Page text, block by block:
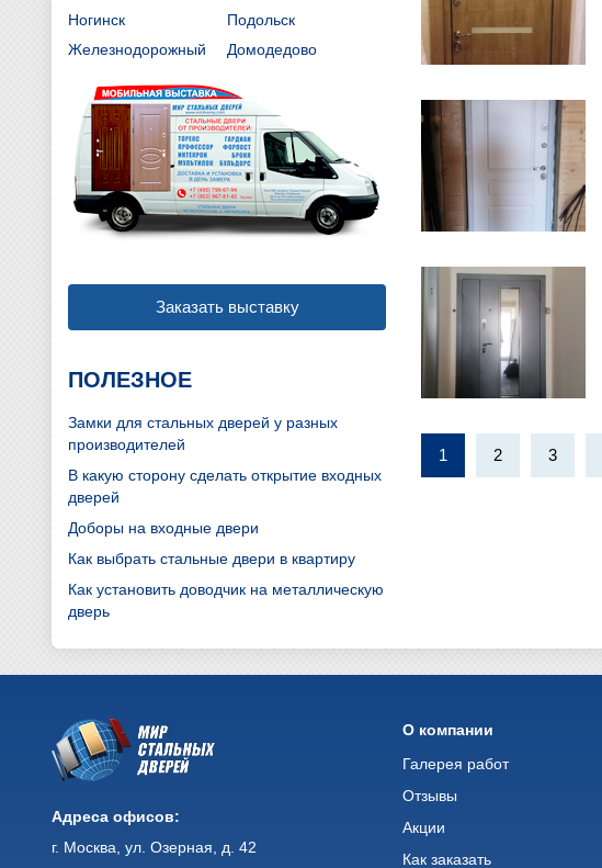
1 2 3
Ногинск
Подольск
Железнодорожный
Домодедово
Заказать выставку
ПОЛЕЗНОЕ
Замки для стальных дверей у разных
производителей
В какую сторону сделать открытие входных
дверей
Доборы на входные двери
Как выбрать стальные двери в квартиру
Как установить доводчик на металлическую
дверь
Адреса офисов:
г. Москва, ул. Озерная, д. 42
О компании
Галерея работ
Отзывы
Акции
Как заказать